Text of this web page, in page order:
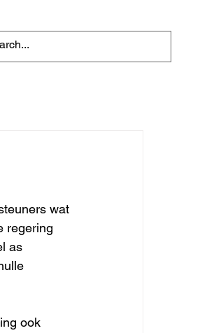
wat
regering
as
ook